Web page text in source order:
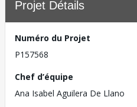
Projet Détails
Numéro du Projet
P157568
Chef d’équipe
Ana Isabel Aguilera De Llano